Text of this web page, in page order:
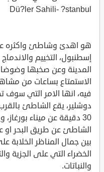
Dü?ler Sahili- ?stanbul
هو اهدئ وشاطئ واكثره
إسطنبول، التخييم
المدينة وعن صخبها
الاستمتاع بساعات من
فيه، انها الامر التي
دوشلير، يقع الشاطئ
30 دقيقة عن ميناء
الشاطئ عن طريق البحر او
بين جمال المناظر الخلابة
الخضراء التي على الجزية
والنباتات.